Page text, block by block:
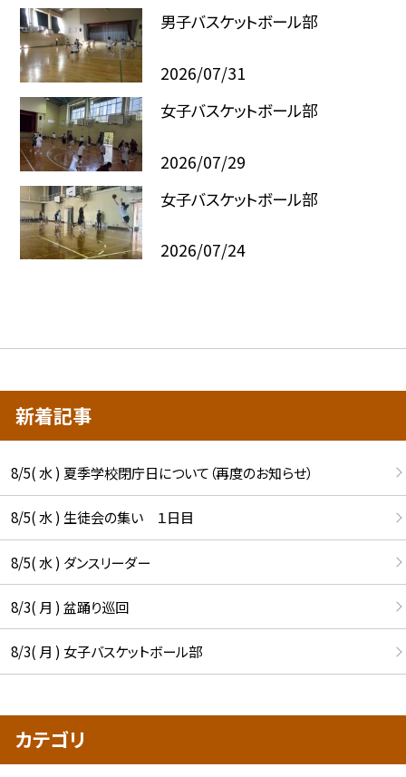
男子バスケットボール部
2026/07/31
女子バスケットボール部
2026/07/29
女子バスケットボール部
2026/07/24
新着記事
8/5( 水 ) 夏季学校閉庁日について（再度のお知らせ）
8/5( 水 ) 生徒会の集い １日目
8/5( 水 ) ダンスリーダー
8/3( 月 ) 盆踊り巡回
8/3( 月 ) 女子バスケットボール部
カテゴリ